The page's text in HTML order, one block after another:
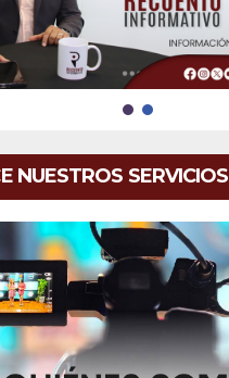
NUESTROS SERVICIOS